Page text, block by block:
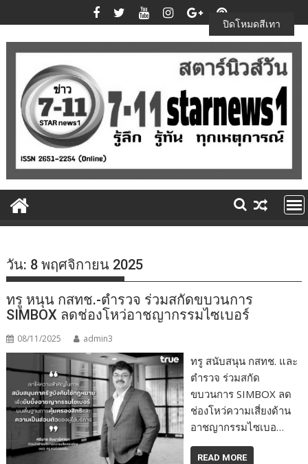
to
content
วัน: 8 พฤศจิกายน 2025
ทรู หนุน กสทช.-ตำรวจ ร่วมสกัดขบวนการ
SIMBOX ลดช่องโหว่อาชญากรรมไซเบอร์
08/11/2025 admin3
ทรู สนับสนุน กสทช. และ
ตำรวจ ร่วมสกัด
ขบวนการ SIMBOX ลด
ช่องโหว่ความเสี่ยงด้าน
อาชญากรรมไซเบอ…
READ MORE
ปิดโหมดสีเทา